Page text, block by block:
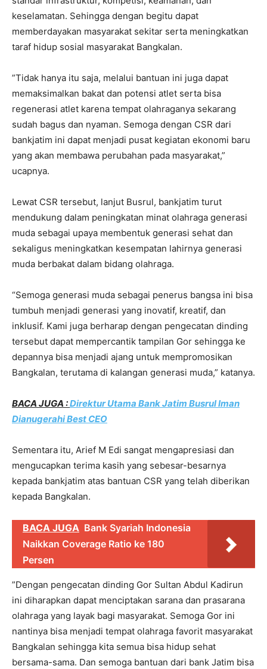
keselamatan. Sehingga dengan begitu dapat
memberdayakan masyarakat sekitar serta meningkatkan
taraf hidup sosial masyarakat Bangkalan.
”Tidak hanya itu saja, melalui bantuan ini juga dapat
memaksimalkan bakat dan potensi atlet serta bisa
regenerasi atlet karena tempat olahraganya sekarang
sudah bagus dan nyaman. Semoga dengan CSR dari
bankjatim ini dapat menjadi pusat kegiatan ekonomi baru
yang akan membawa perubahan pada masyarakat,”
ucapnya.
Lewat CSR tersebut, lanjut Busrul, bankjatim turut
mendukung dalam peningkatan minat olahraga generasi
muda sebagai upaya membentuk generasi sehat dan
sekaligus meningkatkan kesempatan lahirnya generasi
muda berbakat dalam bidang olahraga.
“Semoga generasi muda sebagai penerus bangsa ini bisa
tumbuh menjadi generasi yang inovatif, kreatif, dan
inklusif. Kami juga berharap dengan pengecatan dinding
tersebut dapat mempercantik tampilan Gor sehingga ke
depannya bisa menjadi ajang untuk mempromosikan
Bangkalan, terutama di kalangan generasi muda,” katanya.
BACA JUGA :Direktur Utama Bank Jatim Busrul Iman
Dianugerahi Best CEO
Sementara itu, Arief M Edi sangat mengapresiasi dan
mengucapkan terima kasih yang sebesar-besarnya
kepada bankjatim atas bantuan CSR yang telah diberikan
kepada Bangkalan.
BACA JUGA Bank Syariah Indonesia
Naikkan Coverage Ratio ke 180
Persen
”Dengan pengecatan dinding Gor Sultan Abdul Kadirun
ini diharapkan dapat menciptakan sarana dan prasarana
olahraga yang layak bagi masyarakat. Semoga Gor ini
nantinya bisa menjadi tempat olahraga favorit masyarakat
Bangkalan sehingga kita semua bisa hidup sehat
bersama-sama. Dan semoga bantuan dari bank Jatim bisa